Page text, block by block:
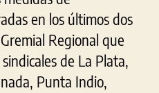
en los últimos dos
Regional que
de La Plata,
Punta Indio,